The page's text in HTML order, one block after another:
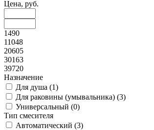
Цена, руб.
1490
11048
20605
30163
39720
Назначение
Для душа (1)
Для раковины (умывальника) (3)
Универсальный (0)
Тип смесителя
Автоматический (3)